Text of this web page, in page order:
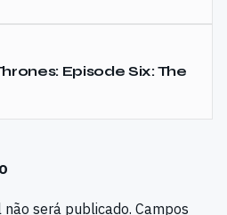
Episode Six: The
não será publicado. Campos